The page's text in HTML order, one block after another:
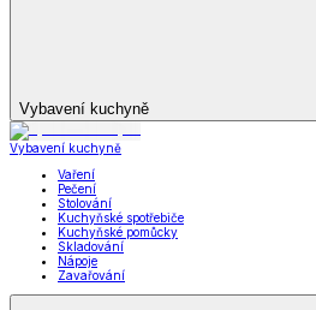
Vybavení kuchyně
Vybavení kuchyně
Vaření
Pečení
Stolování
Kuchyňské spotřebiče
Kuchyňské pomůcky
Skladování
Nápoje
Zavařování